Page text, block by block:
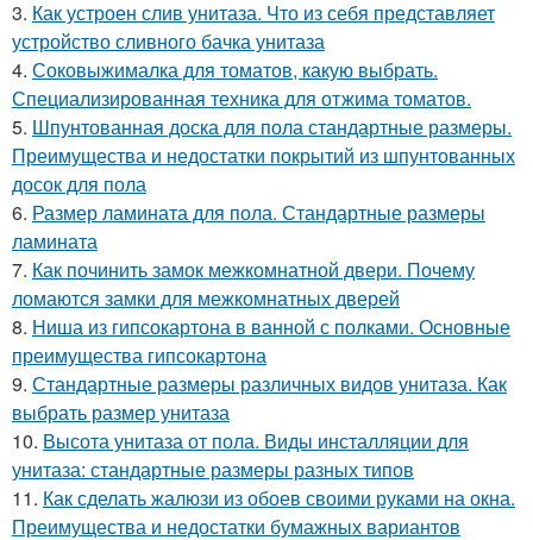
3. Как устроен слив унитаза. Что из себя представляет
устройство сливного бачка унитаза
4. Соковыжималка для томатов, какую выбрать.
Специализированная техника для отжима томатов.
5. Шпунтованная доска для пола стандартные размеры.
Преимущества и недостатки покрытий из шпунтованных
досок для пола
6. Размер ламината для пола. Стандартные размеры
ламината
7. Как починить замок межкомнатной двери. Почему
ломаются замки для межкомнатных дверей
8. Ниша из гипсокартона в ванной с полками. Основные
преимущества гипсокартона
9. Стандартные размеры различных видов унитаза. Как
выбрать размер унитаза
10. Высота унитаза от пола. Виды инсталляции для
унитаза: стандартные размеры разных типов
11. Как сделать жалюзи из обоев своими руками на окна.
Преимущества и недостатки бумажных вариантов